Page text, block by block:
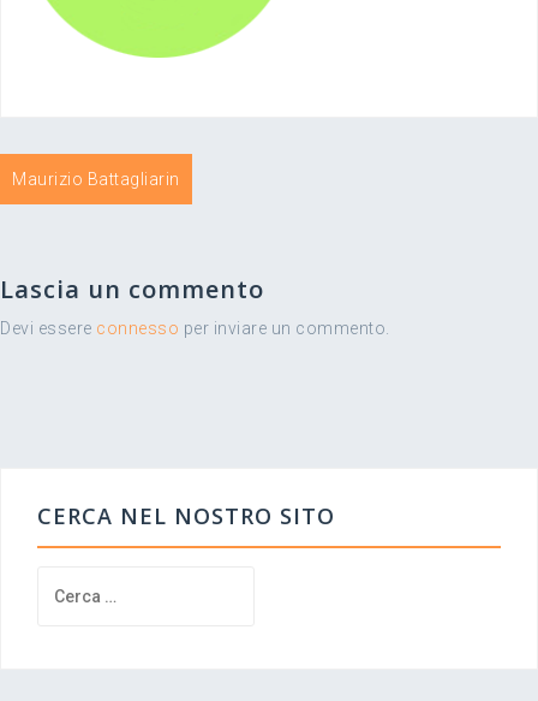
Navigazione
articoli
Maurizio Battagliarin
Lascia un commento
Devi essere connesso per inviare un commento.
CERCA NEL NOSTRO SITO
per: